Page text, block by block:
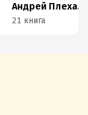
Андрей Плеханов
21 книга